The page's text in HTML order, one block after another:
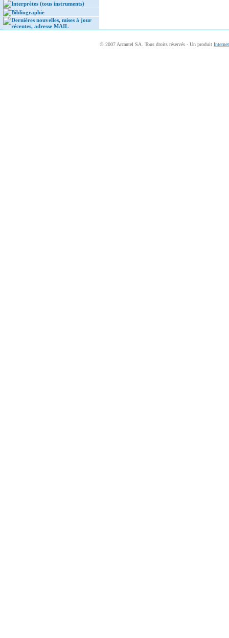
Interprètes (tous instruments)
Bibliographie
Dernières nouvelles, mises à jour
récentes, adresse MAIL
© 2007 Arcantel SA. Tous droits réservés - Un produit